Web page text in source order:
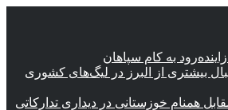
به کام سپاهان
بیشتری از البرز در لیگ‌های کشوری
همنام خوزستانی در دیداری تدارکاتی